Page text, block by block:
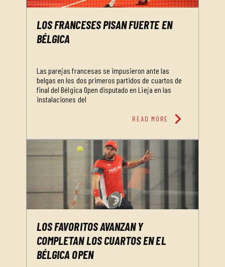
LOS FRANCESES PISAN FUERTE EN
BÉLGICA
Las parejas francesas se impusieron ante las
belgas en los dos primeros partidos de cuartos de
final del Bélgica Open disputado en Lieja en las
instalaciones del
READ MORE chevron_right
LOS FAVORITOS AVANZAN Y
COMPLETAN LOS CUARTOS EN EL
BÉLGICA OPEN